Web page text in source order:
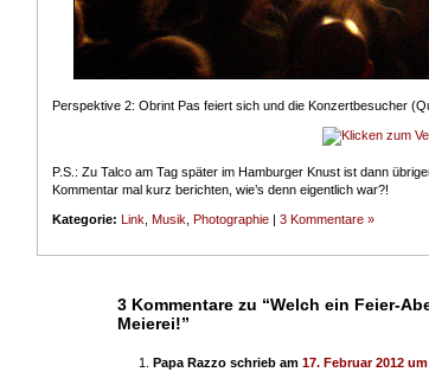
Perspektive 2: Obrint Pas feiert sich und die Konzertbesucher
P.S.: Zu Talco am Tag später im Hamburger Knust ist dann
Kommentar mal kurz berichten, wie’s denn eigentlich war?!
Kategorie: Link Musik Photographie | 3 Kommentare »
3 Kommentare zu “Welch ein Feier-
Meierei!”
Papa Razzo schrieb am 17. Februar 2012